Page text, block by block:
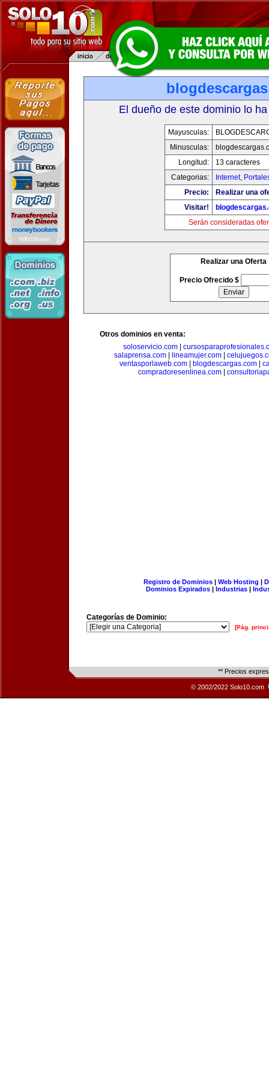
El dueño de este dominio lo
Mayusculas:
Minusculas:
Longitud:
13 caracteres
Categorias:
Internet,
Precio:
Realizar una
Visitar!
Serán consideradas
Realizar una Oferta
Precio Ofrecido $
Otros dominios en venta:
soloservicio.com|
salaprensa.com| lineamujer.com|
ventasporlaweb.com| blogdescargas.com|
compradoresenlinea.com|
Registro de Dominios| Web Hosting |
Dominios Expirados | Industrias |
Categorías de Dominio:
[Pág.
** Precios
© 2002/2022 Solo10.com